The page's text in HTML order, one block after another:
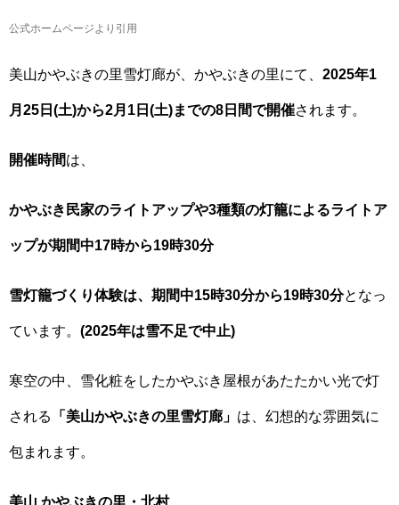
公式ホームページより引用
美山かやぶきの里雪灯廊が、かやぶきの里にて、 2025年1
月25日(土)から2月1日(土)までの8日間で開催されます。
開催時間は、
かやぶき民家のライトアップや3種類の灯籠によるライトア
ップが期間中17時から19時30分
雪灯籠づくり体験は、期間中15時30分から19時30分となっ
ています。 (2025年は雪不足で中止)
寒空の中、雪化粧をしたかやぶき屋根があたたかい光で灯
される 「美山かやぶきの里雪灯廊」 は、幻想的な雰囲気に
包まれます。
美山 かやぶきの里・北村